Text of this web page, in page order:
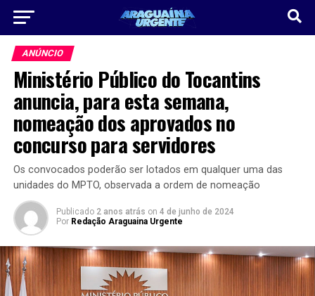
ANÚNCIO
Ministério Público do Tocantins
anuncia, para esta semana,
nomeação dos aprovados no
concurso para servidores
Os convocados poderão ser lotados em qualquer uma das
unidades do MPTO, observada a ordem de nomeação
Publicado 2 anos atrás on 4 de junho de 2024
Por Redação Araguaina Urgente